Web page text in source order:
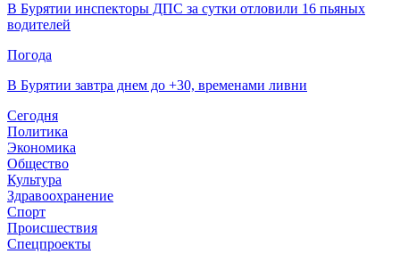
В Бурятии инспекторы ДПС за сутки отловили 16 пьяных
водителей
Погода
В Бурятии завтра днем до +30, временами ливни
Сегодня
Политика
Экономика
Общество
Культура
Здравоохранение
Спорт
Происшествия
Спецпроекты